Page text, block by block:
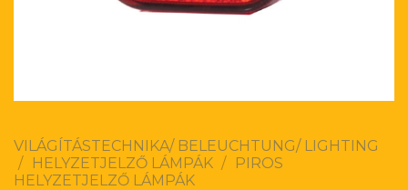
VILÁGÍTÁSTECHNIKA/ BELEUCHTUNG/ LIGHTING
/
HELYZETJELZŐ LÁMPÁK /
PIROS
HELYZETJELZŐ LÁMPÁK